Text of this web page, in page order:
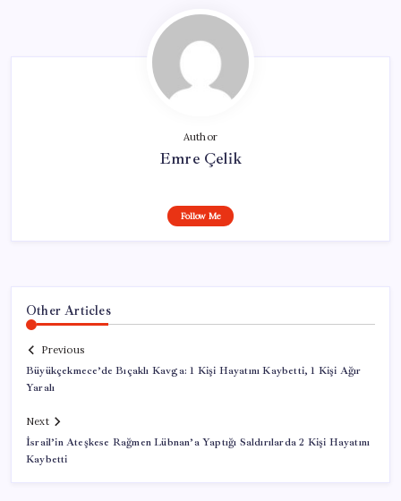
Author
Emre Çelik
Follow Me
Other Articles
Previous
Büyükçekmece’de Bıçaklı Kavga: 1 Kişi Hayatını Kaybetti, 1 Kişi Ağır
Yaralı
Next
İsrail’in Ateşkese Rağmen Lübnan’a Yaptığı Saldırılarda 2 Kişi Hayatını
Kaybetti